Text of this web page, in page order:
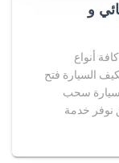
كهربائي و
أنواع
السيارة فتح
سحب
نوفر خدمة